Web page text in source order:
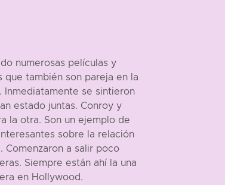
numerosas películas y
que también son pareja en la
Inmediatamente se sintieron
estado juntas. Conroy y
la otra. Son un ejemplo de
sobre la relación
Comenzaron a salir poco
Siempre están ahí la una
en Hollywood.